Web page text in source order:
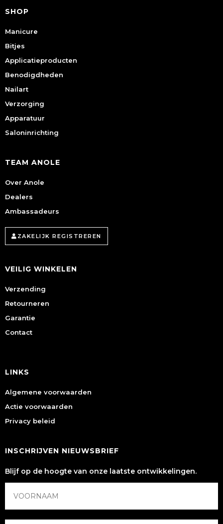
SHOP
Manicure
Bitjes
Applicatieproducten
Benodigdheden
Nailart
Verzorging
Apparatuur
Saloninrichting
TEAM ANOLE
Over Anole
Dealers
Ambassadeurs
ZAKELIJK REGISTREREN
VEILIG WINKELEN
Verzending
Retourneren
Garantie
Contact
LINKS
Algemene voorwaarden
Actie voorwaarden
Privacy beleid
INSCHRIJVEN NIEUWSBRIEF
Blijf op de hoogte van onze laatste ontwikkelingen.